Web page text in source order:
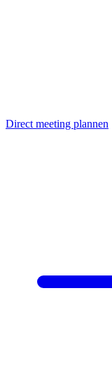
Direct meeting plannen